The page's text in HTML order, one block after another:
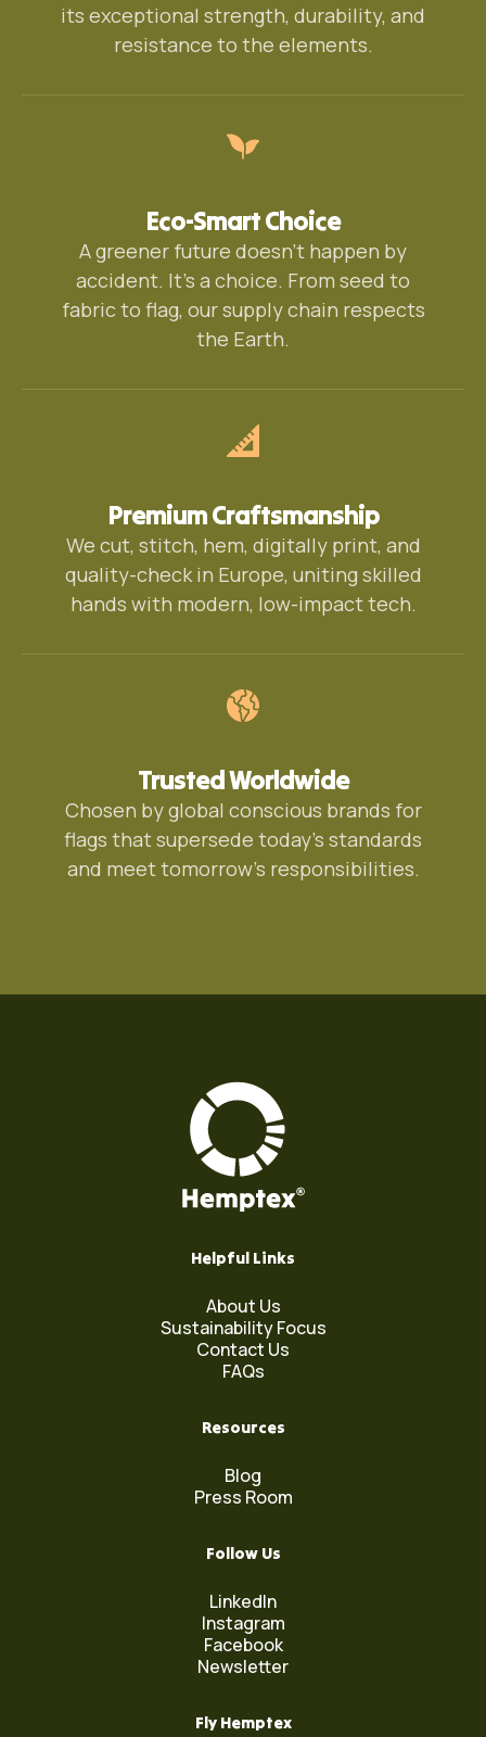
its exceptional strength, durability, and
resistance to the elements.
Eco-Smart Choice
A greener future doesn’t happen by
accident. It’s a choice. From seed to
fabric to flag, our supply chain respects
the Earth.
Premium Craftsmanship
We cut, stitch, hem, digitally print, and
quality-check in Europe, uniting skilled
hands with modern, low-impact tech.
Trusted Worldwide
Chosen by global conscious brands for
flags that supersede today's standards
and meet tomorrow's responsibilities.
Helpful Links
About Us
Sustainability Focus
Contact Us
FAQs
Resources
Blog
Press Room
Follow Us
LinkedIn
Instagram
Facebook
Newsletter
Fly Hemptex